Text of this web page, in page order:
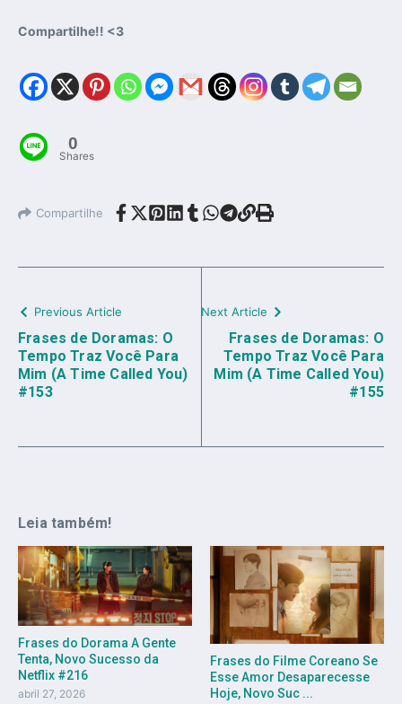
Compartilhe!! <3
0
Shares
Compartilhe
Previous Article
Frases de Doramas: O
Tempo Traz Você Para
Mim (A Time Called You)
#153
Next Article
Frases de Doramas: O
Tempo Traz Você Para
Mim (A Time Called You)
#155
Leia também!
Frases do Dorama A Gente
Tenta, Novo Sucesso da
Netflix #216
abril 27, 2026
Frases do Filme Coreano Se
Esse Amor Desaparecesse
Hoje, Novo Suc ...